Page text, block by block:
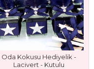
Oda Kokusu Hediyelik -
Lacivert - Kutulu